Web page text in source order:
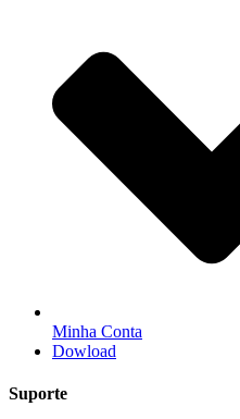
Minha Conta
Dowload
Suporte